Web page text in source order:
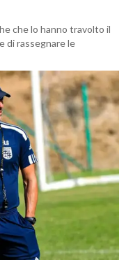
che lo hanno travolto il
di rassegnare le